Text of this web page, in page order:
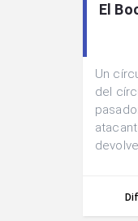
El
Un
del